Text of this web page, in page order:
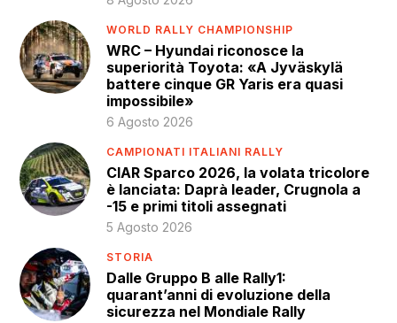
WORLD RALLY CHAMPIONSHIP
WRC – Hyundai riconosce la
superiorità Toyota: «A Jyväskylä
battere cinque GR Yaris era quasi
impossibile»
6 Agosto 2026
CAMPIONATI ITALIANI RALLY
CIAR Sparco 2026, la volata tricolore
è lanciata: Daprà leader, Crugnola a
-15 e primi titoli assegnati
5 Agosto 2026
STORIA
Dalle Gruppo B alle Rally1:
quarant’anni di evoluzione della
sicurezza nel Mondiale Rally